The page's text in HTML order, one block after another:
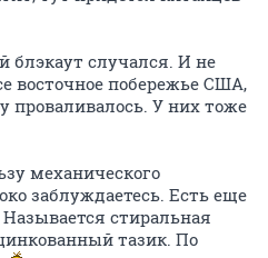
блэкаут случался. И не
восточное побережье США,
проваливалось. У них тоже
механического
заблуждаетесь. Есть еще
стиральная
тазик. По